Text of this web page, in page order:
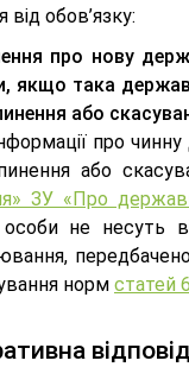
від обов’язку:
про нову
якщо така
або
про
або
ЗУ «Про
особи не несуть
норм статей 6